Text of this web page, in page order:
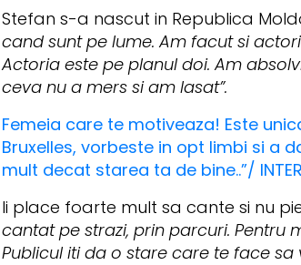
Stefan s-a nascut in Republica
cand sunt pe lume. Am facut si
Actoria este pe planul doi. Am
ceva nu a mers si am lasat”.
Femeia care te motiveaza! Este
Bruxelles, vorbeste in opt limbi si a
mult decat starea ta de bine..”/
Ii place foarte mult sa cante si nu
cantat pe strazi, prin parcuri. Pentru
Publicul iti da o stare care te face